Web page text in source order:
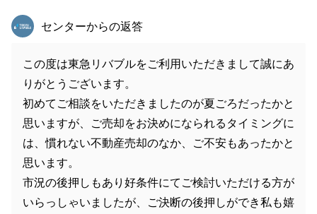
東急リバブル
センターからの返答
この度は東急リバブルをご利用いただきまして誠にあ
りがとうございます。
初めてご相談をいただきましたのが夏ごろだったかと
思いますが、ご売却をお決めになられるタイミングに
は、慣れない不動産売却のなか、ご不安もあったかと
思います。
市況の後押しもあり好条件にてご検討いただける方が
いらっしゃいましたが、ご決断の後押しができ私も嬉